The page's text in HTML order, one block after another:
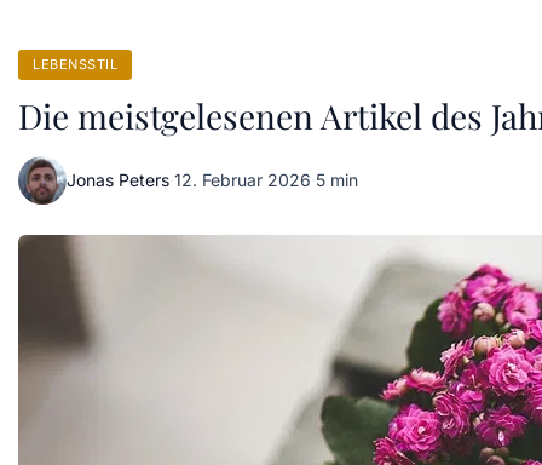
LEBENSSTIL
Die meistgelesenen Artikel des
Jonas Peters·12. Februar 2026·5 min